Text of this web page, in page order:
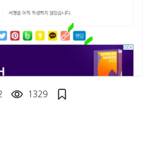
1329